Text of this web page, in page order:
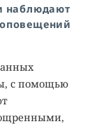
наблюдают
с помощью